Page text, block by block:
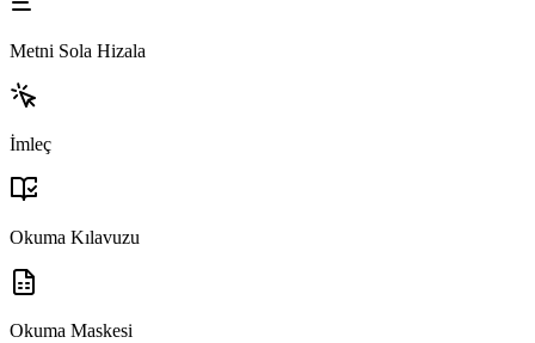
Metni Sola Hizala
İmleç
Okuma Kılavuzu
Okuma Maskesi